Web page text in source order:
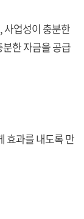
사업성이 충분한
한 자금을 공급
효과를 내도록 만